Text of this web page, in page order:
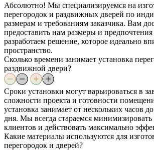
Абсолютно! Мы специализируемся на
перегородок и раздвижных дверей по
размерам и требованиям заказчика. Вам
предоставить нам размеры и
разработаем решение, которое идеально
пространство.
Сколько времени занимает установка
раздвижной двери?
Сроки установки могут варьироваться в
сложности проекта и готовности
установка занимает от нескольких часов
дня. Мы всегда стараемся минимизировать
клиентов и действовать максимально
Какие материалы используются для
перегородок и дверей?